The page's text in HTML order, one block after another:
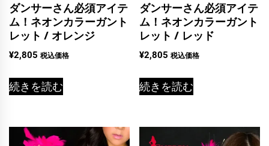
ダンサーさん必須アイテ
ム！ネオンカラーガント
レット / オレンジ
¥2,805 税込価格
続きを読む
ダンサーさん必須アイテ
ム！ネオンカラーガント
レット / レッド
¥2,805 税込価格
続きを読む